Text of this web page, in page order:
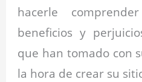
hacerle
beneficios y
que han tomado con
la hora de crear su